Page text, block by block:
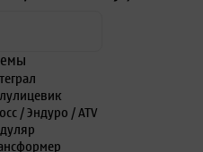
/ Эндуро / ATV